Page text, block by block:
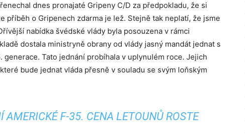
dnes pronajaté Gripeny C/D za předpokladu, že si
příběh o Gripenech zdarma je lež. Stejně tak neplatí, že jsme
nabídka švédské vlády byla posouzena v rámci
dostala ministryně obrany od vlády jasný mandát jednat s
Tato jednání probíhala v uplynulém roce. Jejich
bude jednat vláda přesně v souladu se svým loňským
AMERICKÉ F-35. CENA LETOUNŮ ROSTE